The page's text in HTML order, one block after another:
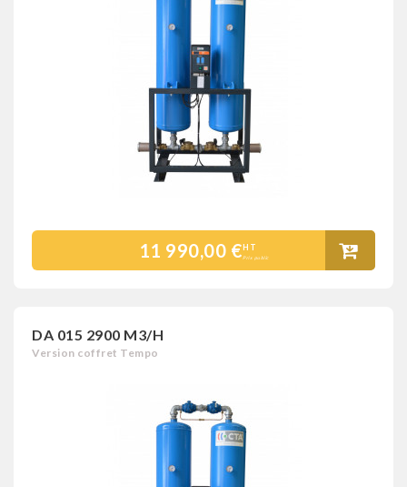
11 990,00 €HT
Prix public
DA 015 2900 M3/H
Version coffret Tempo